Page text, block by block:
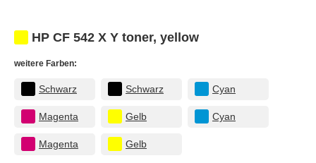
HP CF 542 X Y toner, yellow
weitere Farben:
Schwarz Schwarz Cyan
Magenta Gelb Cyan
Magenta Gelb